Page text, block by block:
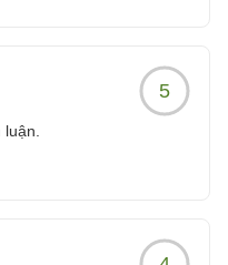
助かりました。
きました。コインラン
家族旅の利便性にお役
きましても貴重なご意
にさせていただきま
5